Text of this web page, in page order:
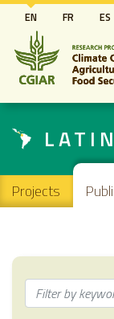
EN FR ES
Main
Projects